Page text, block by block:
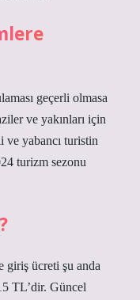
geçerli olmasa
ve yakınları için
ve yabancı turistin
turizm sezonu
giriş ücreti şu anda
TL’dir. Güncel